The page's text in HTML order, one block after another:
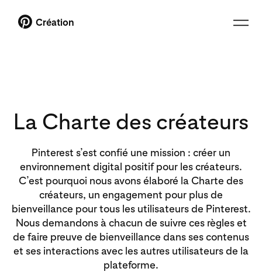
Création
La Charte des créateurs
Pinterest s’est confié une mission : créer un
environnement digital positif pour les créateurs.
C’est pourquoi nous avons élaboré la Charte des
créateurs, un engagement pour plus de
bienveillance pour tous les utilisateurs de Pinterest.
Nous demandons à chacun de suivre ces règles et
de faire preuve de bienveillance dans ses contenus
et ses interactions avec les autres utilisateurs de la
plateforme.